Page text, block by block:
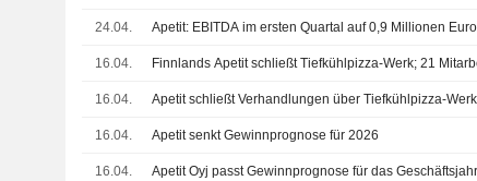
24.04. Apetit: EBITDA im ersten Quartal auf 0,9 Millionen
16.04. Finnlands Apetit schließt Tiefkühlpizza-Werk; 21
16.04. Apetit schließt Verhandlungen über Tiefkühlpizza-
16.04. Apetit senkt Gewinnprognose für 2026
16.04. Apetit Oyj passt Gewinnprognose für das